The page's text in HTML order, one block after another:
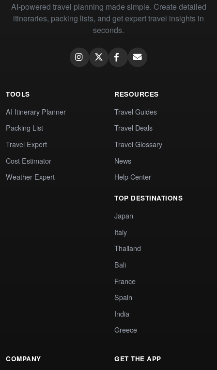
AI-powered travel planning made simple. Create detailed
itineraries, packing lists, and get expert travel insights in
seconds.
TOOLS
AI Itinerary Planner
Packing List
Travel Expert
Cost Estimator
Weather Expert
RESOURCES
Travel Guides
Travel Deals
Travel Glossary
News
Help Center
TOP DESTINATIONS
Japan
Italy
Thailand
Bali
France
Spain
India
Greece
COMPANY GET THE APP